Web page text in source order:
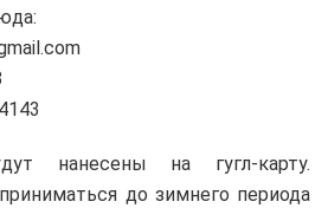
нанесены на гугл-карту.
до зимнего периода